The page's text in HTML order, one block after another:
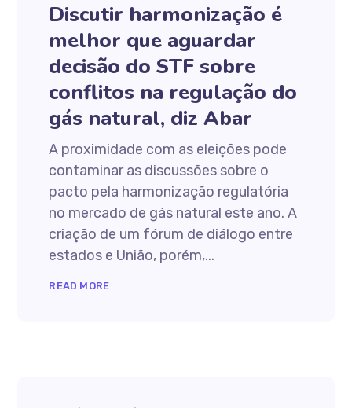
Discutir harmonização é
melhor que aguardar
decisão do STF sobre
conflitos na regulação do
gás natural, diz Abar
A proximidade com as eleições pode
contaminar as discussões sobre o
pacto pela harmonização regulatória
no mercado de gás natural este ano. A
criação de um fórum de diálogo entre
estados e União, porém,...
READ MORE